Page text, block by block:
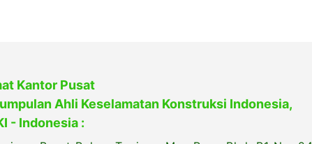
Kantor Pusat
Ahli Keselamatan Konstruksi Indonesia,
- Indonesia :